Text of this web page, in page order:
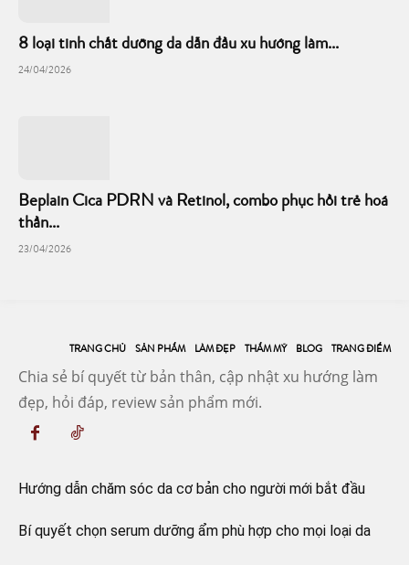
8 loại tinh chất dưỡng da dẫn đầu xu hướng làm...
24/04/2026
Beplain Cica PDRN và Retinol, combo phục hồi trẻ hoá
thần...
23/04/2026
TRANG CHỦ SẢN PHẨM LÀM ĐẸP THẨM MỸ BLOG TRANG ĐIỂM
Chia sẻ bí quyết từ bản thân, cập nhật xu hướng làm
đẹp, hỏi đáp, review sản phẩm mới.
Hướng dẫn chăm sóc da cơ bản cho người mới bắt đầu
Bí quyết chọn serum dưỡng ẩm phù hợp cho mọi loại da